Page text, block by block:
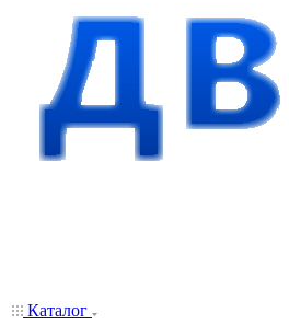
Каталог